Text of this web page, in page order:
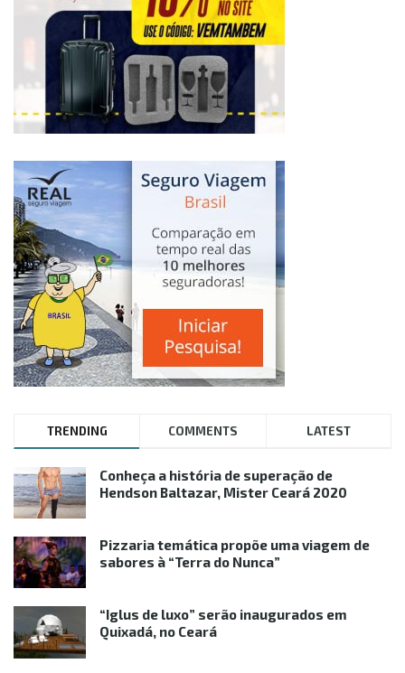
TRENDING COMMENTS LATEST
Conheça a história de superação de
Hendson Baltazar, Mister Ceará 2020
Pizzaria temática propõe uma viagem de
sabores à “Terra do Nunca”
“Iglus de luxo” serão inaugurados em
Quixadá, no Ceará